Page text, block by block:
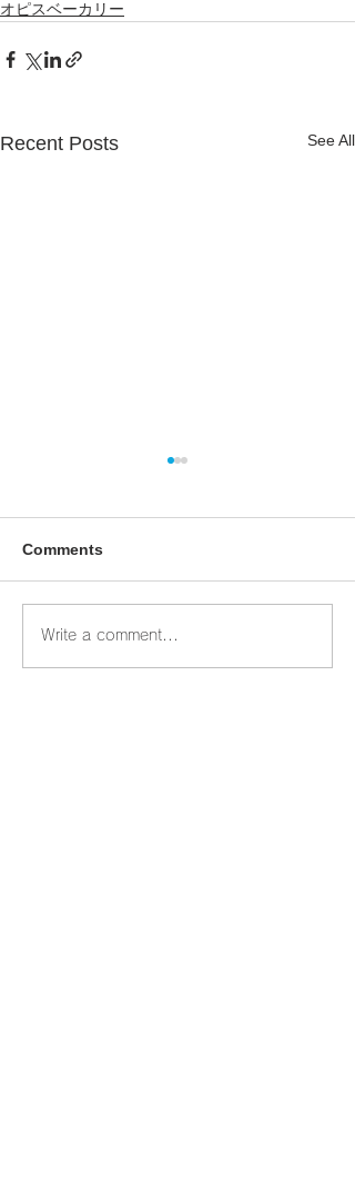
オピスベーカリー
Recent Posts See All
オピスベーカリー ２月
一般販売のお知らせ
Comments
Write a comment...